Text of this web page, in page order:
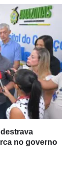
no governo